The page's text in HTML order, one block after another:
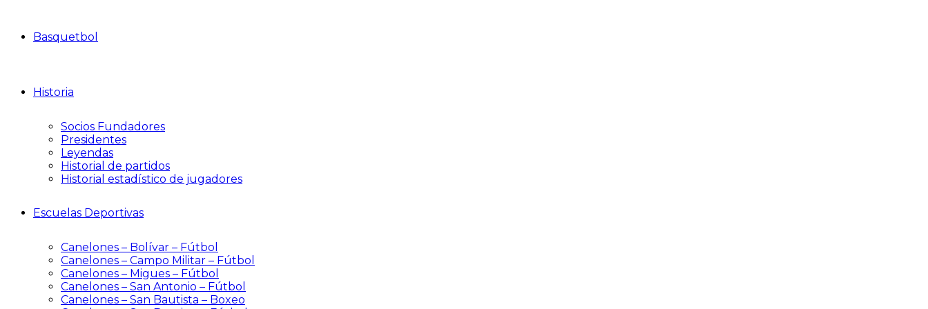
Basquetbol
Historia
Socios Fundadores
Presidentes
Leyendas
Historial de partidos
Historial estadístico de jugadores
Escuelas Deportivas
Canelones – Bolívar – Fútbol
Canelones – Campo Militar – Fútbol
Canelones – Migues – Fútbol
Canelones – San Antonio – Fútbol
Canelones – San Bautista – Boxeo